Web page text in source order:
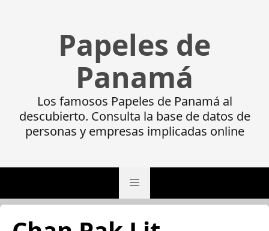
Papeles de
Panamá
Los famosos Papeles de Panamá al
descubierto. Consulta la base de datos de
personas y empresas implicadas online